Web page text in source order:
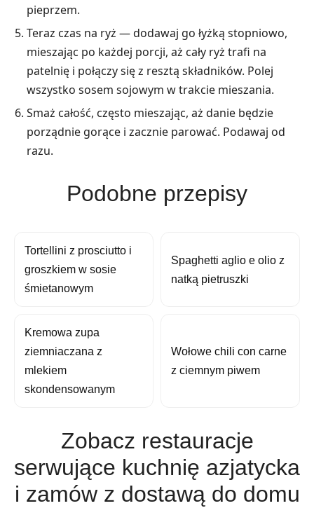
pieprzem.
Teraz czas na ryż — dodawaj go łyżką stopniowo,
mieszając po każdej porcji, aż cały ryż trafi na
patelnię i połączy się z resztą składników. Polej
wszystko sosem sojowym w trakcie mieszania.
Smaż całość, często mieszając, aż danie będzie
porządnie gorące i zacznie parować. Podawaj od
razu.
Podobne przepisy
Tortellini z prosciutto i
groszkiem w sosie
śmietanowym
Spaghetti aglio e olio z
natką pietruszki
Kremowa zupa
ziemniaczana z
mlekiem
skondensowanym
Wołowe chili con carne
z ciemnym piwem
Zobacz restauracje
serwujące kuchnię azjatycka
i zamów z dostawą do domu